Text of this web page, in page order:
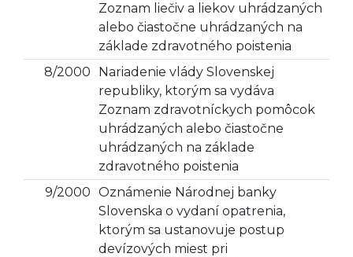
Zoznam liečiv a liekov uhrádzaných
alebo čiastočne uhrádzaných na
základe zdravotného poistenia
8/2000
Nariadenie vlády Slovenskej
republiky, ktorým sa vydáva
Zoznam zdravotníckych pomôcok
uhrádzaných alebo čiastočne
uhrádzaných na základe
zdravotného poistenia
9/2000 Oznámenie Národnej banky
Slovenska o vydaní opatrenia,
ktorým sa ustanovuje postup
devízových miest pri